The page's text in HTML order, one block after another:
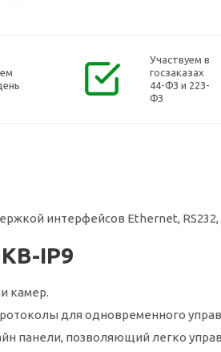
Участвуем в
госзаказах
44-ФЗ и 223-
ФЗ
интерфейсов Ethernet, RS232,
IP9
камер.
для одновременного
панели, позволяющий легко